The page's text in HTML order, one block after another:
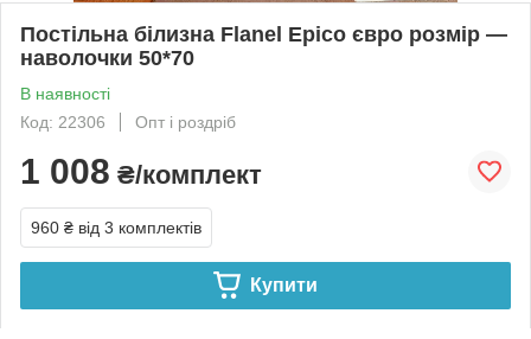
Постільна білизна Flanel Epico євро розмір —
наволочки 50*70
В наявності
Код: 22306
Опт і роздріб
1 008 ₴/комплект
960 ₴ від 3 комплектів
Купити